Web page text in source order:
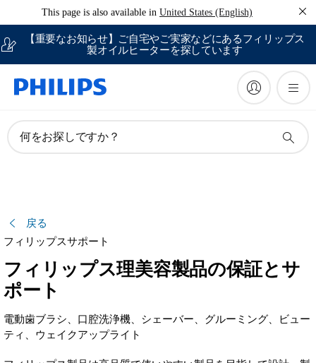
This page is also available in United States (English)
【重要なお知らせ】ご自宅やご実家などにあるフィリップス
製オイルヒーターを探しています
何をお探しですか？
戻る
フィリップスサポート
フィリップス理美容製品の保証とサ
ポート
電動歯ブラシ、口腔洗浄機、シェーバー、グルーミング、ビュー
ティ、ウェイクアップライト